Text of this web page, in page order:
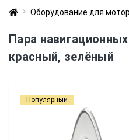
Оборудование для
Пара
красный, зелёный
Популярный